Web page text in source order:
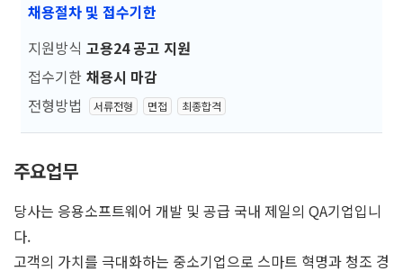
채용절차 및 접수기한
지원방식 고용24 공고 지원
접수기한 채용시 마감
전형방법
서류전형 면접 최종합격
주요업무
당사는 응용소프트웨어 개발 및 공급 국내 제일의 QA기업입니
다.
고객의 가치를 극대화하는 중소기업으로 스마트 혁명과 청조 경